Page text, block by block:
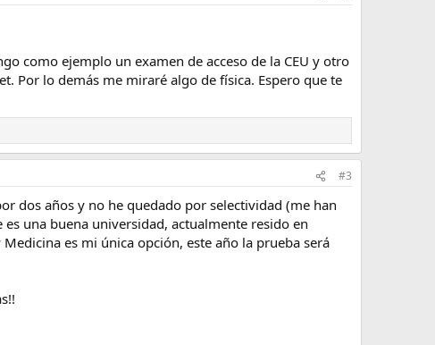
como ejemplo un examen de acceso de la CEU y otro
Por lo demás me miraré algo de física. Espero que te
#3
dos años y no he quedado por selectividad (me han
una buena universidad, actualmente resido en
es mi única opción, este año la prueba será